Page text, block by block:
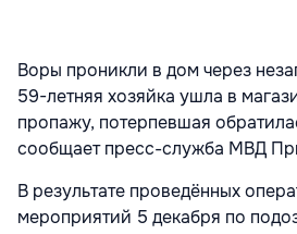
Воры проникли в дом через
59-летняя хозяйка ушла в
пропажу, потерпевшая
сообщает пресс-служба МВД
В результате проведённых
мероприятий 5 декабря по